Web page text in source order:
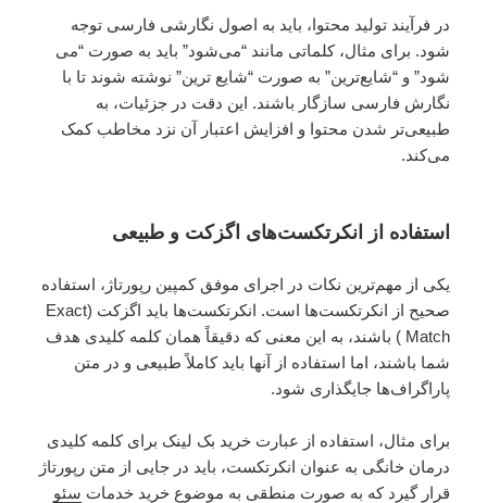
در فرآیند تولید محتوا، باید به اصول نگارشی فارسی توجه
شود. برای مثال، کلماتی مانند “می‌شود” باید به صورت “می
شود” و “شایع‌ترین” به صورت “شایع ترین” نوشته شوند تا با
نگارش فارسی سازگار باشند. این دقت در جزئیات، به
طبیعی‌تر شدن محتوا و افزایش اعتبار آن نزد مخاطب کمک
می‌کند.
استفاده از انکرتکست‌های اگزکت و طبیعی
یکی از مهم‌ترین نکات در اجرای موفق کمپین رپورتاژ، استفاده
صحیح از انکرتکست‌ها است. انکرتکست‌ها باید اگزکت (Exact
Match ) باشند، به این معنی که دقیقاً همان کلمه کلیدی هدف
شما باشند، اما استفاده از آنها باید کاملاً طبیعی و در متن
پاراگراف‌ها جایگذاری شود.
برای مثال، استفاده از عبارت خرید بک لینک برای کلمه کلیدی
درمان خانگی به عنوان انکرتکست، باید در جایی از متن رپورتاژ
قرار گیرد که به صورت منطقی به موضوع خرید خدمات سئو